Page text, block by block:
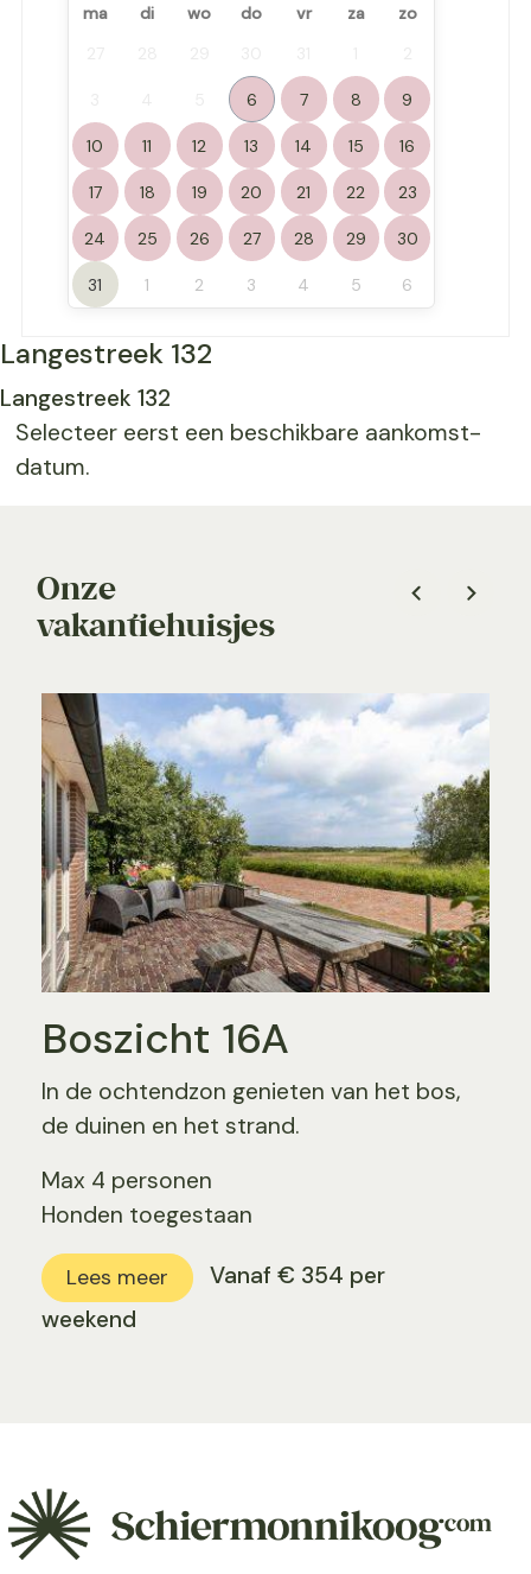
ma di wo do vr za
zo
6 7 8 9
10 11 12 13 14 15 16
17 18 19 20 21 22 23
24 25 26 27 28 29 30
31 1 2 3 4 5 6
Langestreek 132
Langestreek 132
Selecteer eerst een beschikbare aankomst-
datum.
Onze
vakantiehuisjes
Boszicht 16A
In de ochtendzon genieten van het bos,
de duinen en het strand.
Max 4 personen
Honden toegestaan
Lees meer
Vanaf € 354 per
weekend